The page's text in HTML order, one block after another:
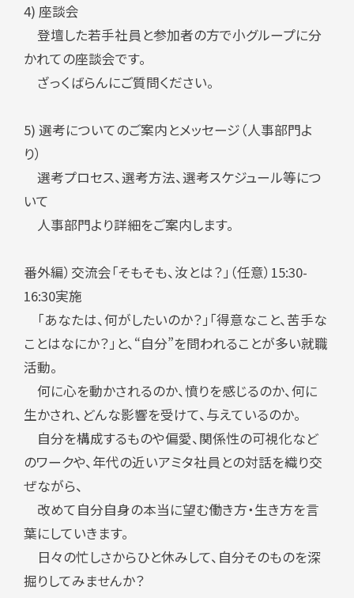
4) 座談会
登壇した若手社員と参加者の方で小グループに分
かれての座談会です。
ざっくばらんにご質問ください。
5) 選考についてのご案内とメッセージ（人事部門よ
り）
選考プロセス、選考方法、選考スケジュール等につ
いて
人事部門より詳細をご案内します。
番外編）交流会「そもそも、汝とは？」（任意） 15:30-
16:30実施
「あなたは、何がしたいのか？」「得意なこと、苦手な
ことはなにか？」と、“自分”を問われることが多い就職
活動。
何に心を動かされるのか、憤りを感じるのか、何に
生かされ、どんな影響を受けて、与えているのか。
自分を構成するものや偏愛、関係性の可視化など
のワークや、年代の近いアミタ社員との対話を織り交
ぜながら、
改めて自分自身の本当に望む働き方・生き方を言
葉にしていきます。
日々の忙しさからひと休みして、自分そのものを深
掘りしてみませんか？